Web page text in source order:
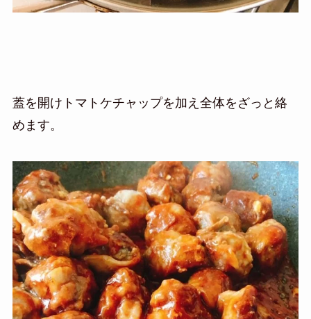
蓋を開けトマトケチャップを加え全体をざっと絡
めます。